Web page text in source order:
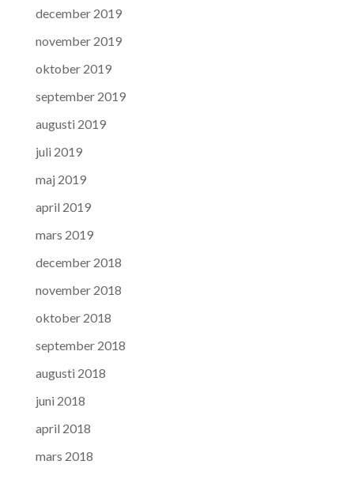
december 2019
november 2019
oktober 2019
september 2019
augusti 2019
juli 2019
maj 2019
april 2019
mars 2019
december 2018
november 2018
oktober 2018
september 2018
augusti 2018
juni 2018
april 2018
mars 2018